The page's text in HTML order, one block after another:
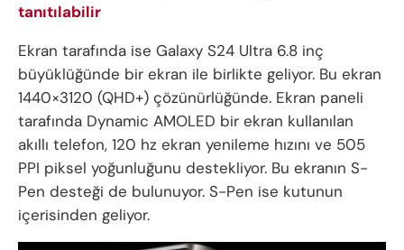
tanıtılabilir
Ekran tarafında ise Galaxy S24 Ultra 6.8 inç
büyüklüğünde bir ekran ile birlikte geliyor. Bu ekran
1440×3120 (QHD+) çözünürlüğünde. Ekran paneli
tarafında Dynamic AMOLED bir ekran kullanılan
akıllı telefon, 120 hz ekran yenileme hızını ve 505
PPI piksel yoğunluğunu destekliyor. Bu ekranın S-
Pen desteği de bulunuyor. S-Pen ise kutunun
içerisinden geliyor.